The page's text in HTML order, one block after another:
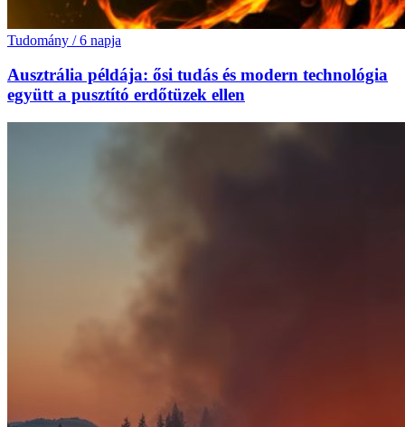
Tudomány / 6 napja
Ausztrália példája: ősi tudás és modern technológia
együtt a pusztító erdőtüzek ellen